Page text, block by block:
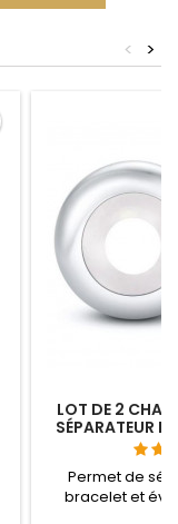
>
<
LOT DE 2
SÉPARATEUR
Permet de
bracelet et